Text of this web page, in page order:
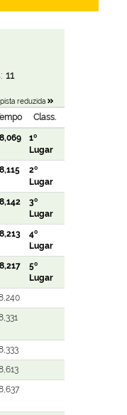
11
reduzida
Class.
1º
Lugar
2º
Lugar
3º
Lugar
4º
Lugar
5º
Lugar